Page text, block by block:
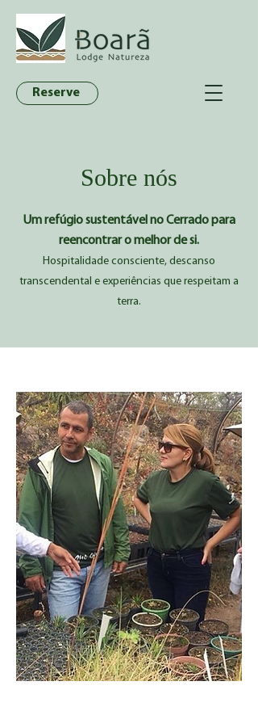
Reserve
Sobre nós
Um refúgio sustentável no Cerrado para
reencontrar o melhor de si.
Hospitalidade consciente, descanso
transcendental e experiências que respeitam a
terra.